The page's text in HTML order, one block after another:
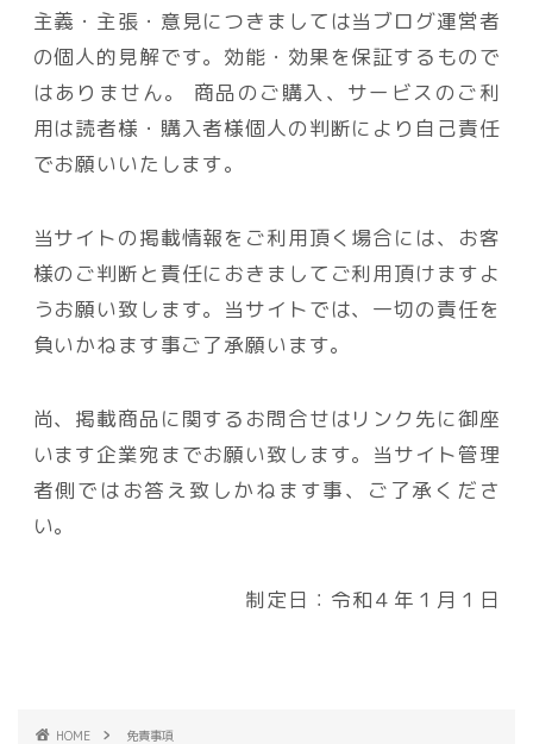
主義・主張・意見につきましては当ブログ運営者
の個人的見解です。効能・効果を保証するもので
はありません。 商品のご購入、サービスのご利
用は読者様・購入者様個人の判断により自己責任
でお願いいたします。
当サイトの掲載情報をご利用頂く場合には、お客
様のご判断と責任におきましてご利用頂けますよ
うお願い致します。当サイトでは、一切の責任を
負いかねます事ご了承願います。
尚、掲載商品に関するお問合せはリンク先に御座
います企業宛までお願い致します。当サイト管理
者側ではお答え致しかねます事、ご了承くださ
い。
制定日：令和４年１月１日
HOME 免責事項